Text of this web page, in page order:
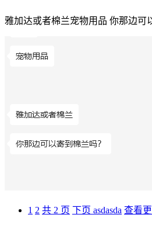
雅加达或者棉兰宠物用品 你那边可
1 2 共 2 页 下页 asdasda 查看